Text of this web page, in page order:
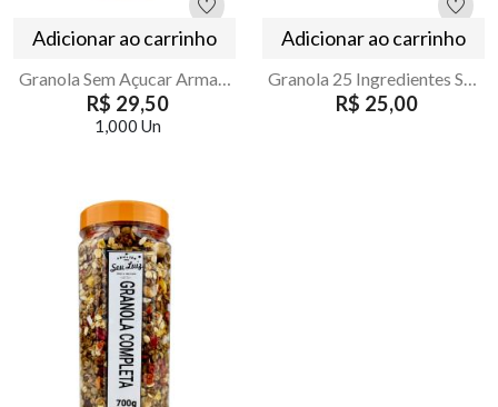
Adicionar ao carrinho
R$ 29,50
1,000 Un
Adicionar ao carrinho
R$ 25,00